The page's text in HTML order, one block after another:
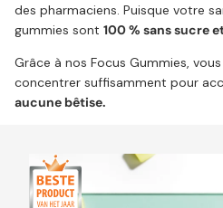
des pharmaciens. Puisque votre
gummies sont 100 % sans sucre
Grâce à nos Focus Gummies,
concentrer suffisamment pour
aucune bêtise.